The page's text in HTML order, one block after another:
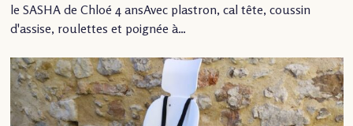
le SASHA de Chloé 4 ansAvec plastron, cal tête, coussin
d'assise, roulettes et poignée à…